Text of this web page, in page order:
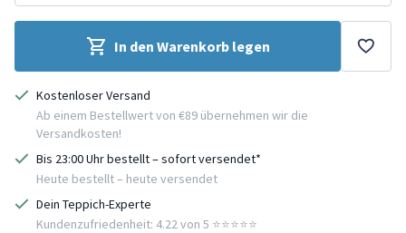
In den Warenkorb legen
Kostenloser Versand
Ab einem Bestellwert von €89 übernehmen wir die
Versandkosten!
Bis 23:00 Uhr bestellt – sofort versendet*
Heute bestellt – heute versendet
Dein Teppich-Experte
Kundenzufriedenheit: 4.22 von 5 ⭐️⭐️⭐️⭐️⭐️